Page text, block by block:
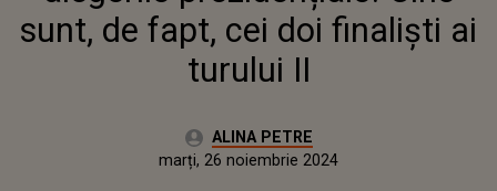
sunt, de fapt, cei doi finaliști ai
turului II
Autor:ALINA PETRE
marți, 26 noiembrie 2024Actualizat:
marți, 26 noiembrie 2024